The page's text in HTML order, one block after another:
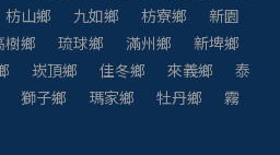
枋山鄉 九如鄉 枋寮鄉
新園
樹鄉 琉球鄉 滿州鄉
新埤鄉
崁頂鄉 佳冬鄉 來義鄉
泰
獅子鄉 瑪家鄉 牡丹鄉
霧